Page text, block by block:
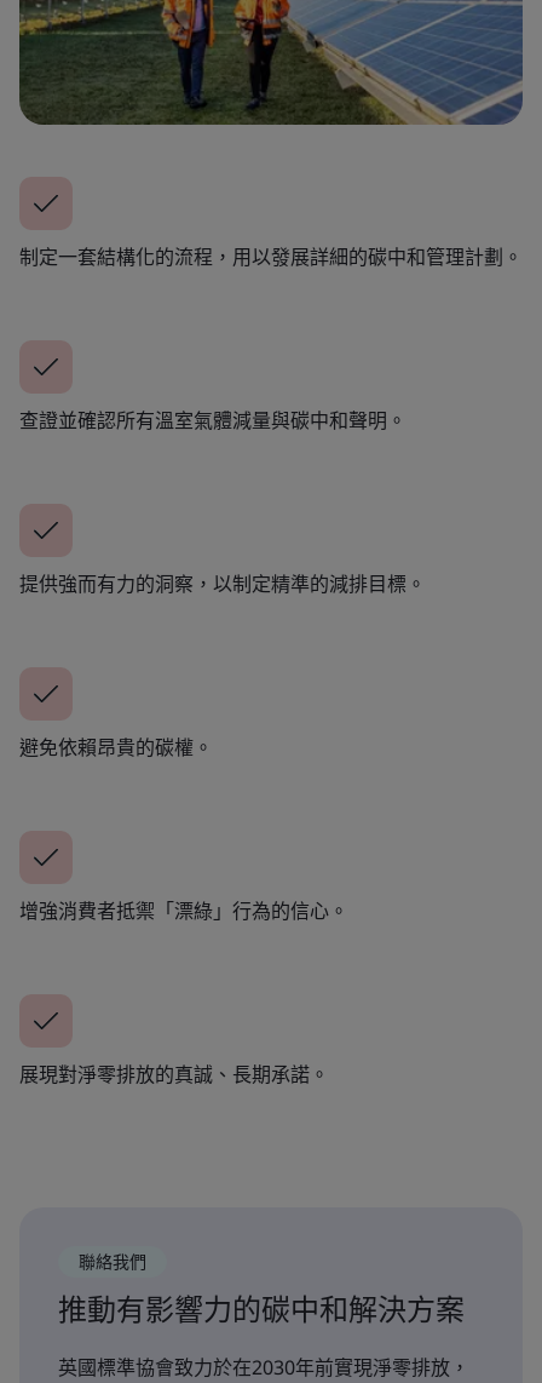
制定一套結構化的流程，用以發展詳細的碳中和管理計劃。
查證並確認所有溫室氣體減量與碳中和聲明。
提供強而有力的洞察，以制定精準的減排目標。
避免依賴昂貴的碳權。
增強消費者抵禦「漂綠」行為的信心。
展現對淨零排放的真誠、長期承諾。
聯絡我們
推動有影響力的碳中和解決方案
英國標準協會致力於在2030年前實現淨零排放，